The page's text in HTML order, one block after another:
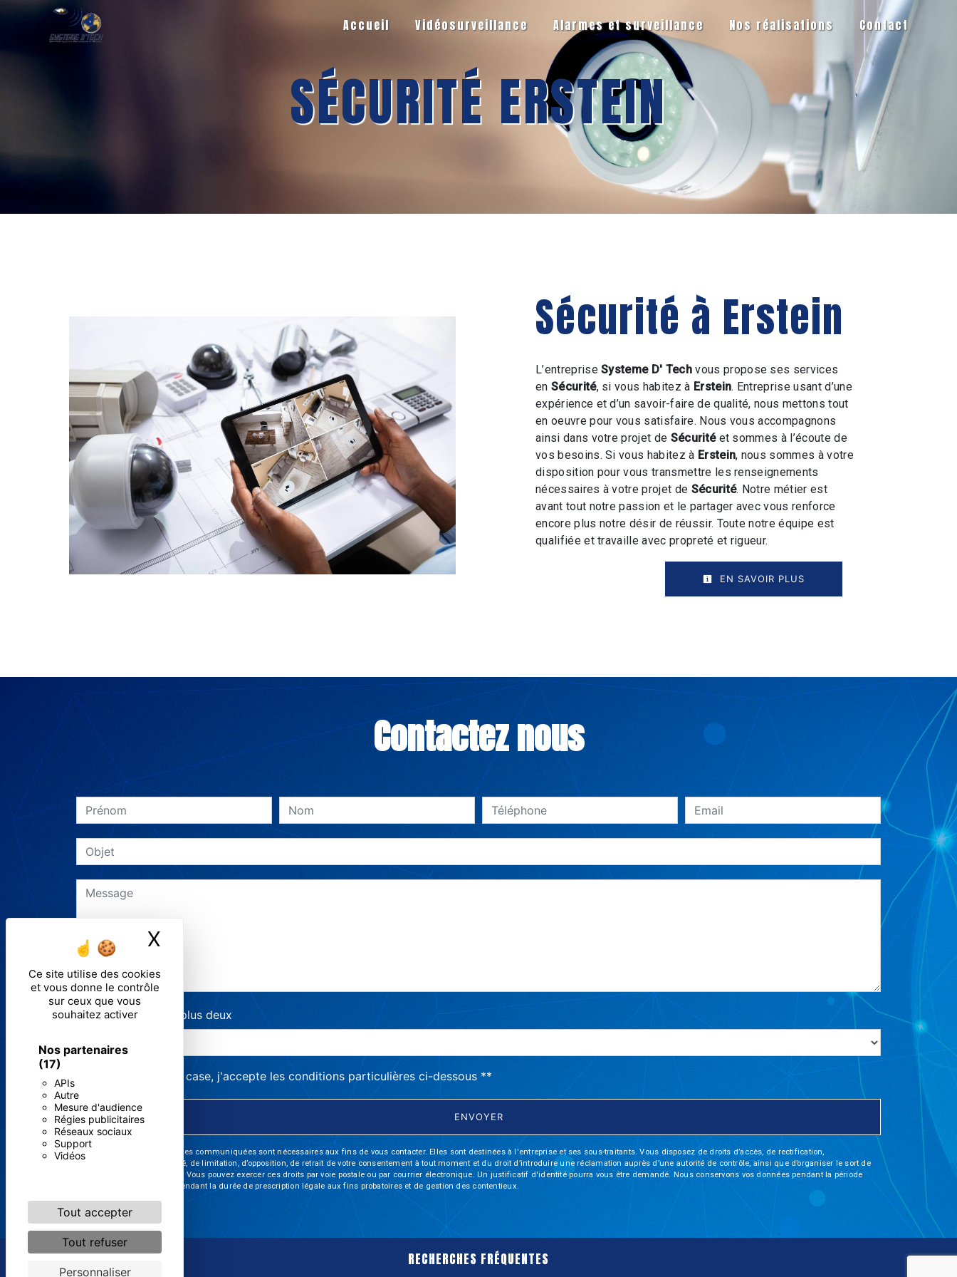
Panneau de gestion des cookies
Ce site utilise des cookies
et vous donne le contrôle
sur ceux que vous
souhaitez activer
Nos partenaires
(17)
APIs
Autre
Mesure d'audience
Régies publicitaires
Réseaux sociaux
Support
Vidéos
Tout accepter
Tout refuser
Personnaliser
X
Accueil Vidéosurveillance Alarmes et surveillance Nos réalisations Contact
SÉCURITÉ ERSTEIN
Sécurité à Erstein
L’entrepriseSysteme D' Techvous propose ses services
en Sécurité, si vous habitez à Erstein. Entreprise usant d’une
expérience et d’un savoir-faire de qualité, nous mettons tout
en oeuvre pour vous satisfaire. Nous vous accompagnons
ainsi dans votre projet de Sécuritéet sommes à l’écoute de
vos besoins. Si vous habitez à Erstein, nous sommes à votre
disposition pour vous transmettre les renseignements
nécessaires à votre projet de Sécurité. Notre métier est
avant tout notre passion et le partager avec vous renforce
encore plus notre désir de réussir. Toute notre équipe est
qualifiée et travaille avec propreté et rigueur.
EN SAVOIR PLUS
Contactez nous
Combien font cinq plus deux
En cochant cette case, j'accepte les conditions particulières ci-dessous **
ENVOYER
** Les données personnelles communiquées sont nécessaires aux fins de vous contacter. Elles sont destinées à l'entreprise et ses sous-traitants. Vous disposez de droits d’accès, de rectification,
d’effacement, de portabilité, de limitation, d’opposition, de retrait de votre consentement à tout moment et du droit d’introduire une réclamation auprès d’une autorité de contrôle, ainsi que d’organiser le sort de
vos données post-mortem. Vous pouvez exercer ces droits par voie postale ou par courrier électronique. Un justificatif d'identité pourra vous être demandé. Nous conservons vos données pendant la période
de prise de contact puis pendant la durée de prescription légale aux fins probatoires et de gestion des contentieux.
RECHERCHES FRÉQUENTES